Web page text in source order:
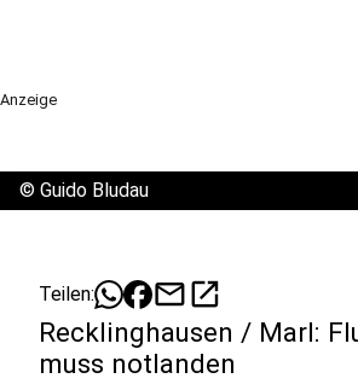
Anzeige
© Guido Bludau
Teilen: mailopen_in_new
Recklinghausen / Marl:
muss notlanden